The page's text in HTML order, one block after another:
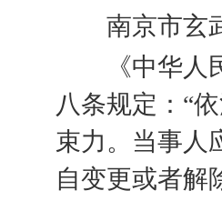
南京市玄武
《中华人民
八条规定：“
束力。当事人
自变更或者解